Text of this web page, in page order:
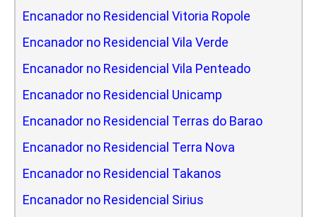
Encanador no Residencial Vitoria Ropole
Encanador no Residencial Vila Verde
Encanador no Residencial Vila Penteado
Encanador no Residencial Unicamp
Encanador no Residencial Terras do Barao
Encanador no Residencial Terra Nova
Encanador no Residencial Takanos
Encanador no Residencial Sirius